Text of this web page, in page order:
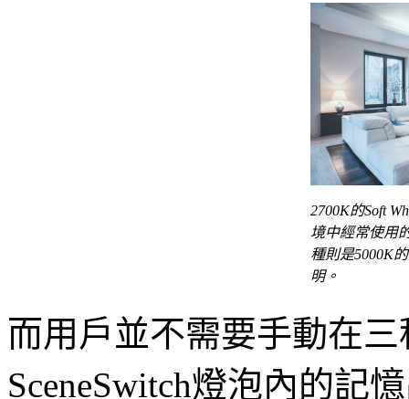
2700K的Soft
境中經常使用
種則是5000K
明。
而用戶並不需要手動在
SceneSwitch燈泡內的記